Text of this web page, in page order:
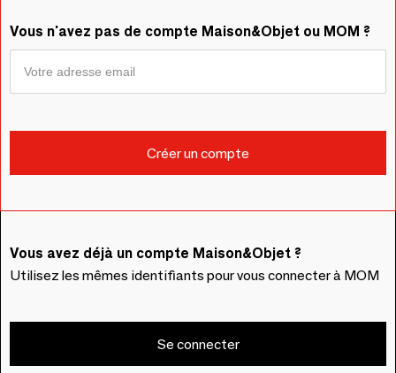
Vous n'avez pas de compte Maison&Objet ou MOM ?
Vous avez déjà un compte Maison&Objet ?
Utilisez les mêmes identifiants pour vous connecter à MOM
Se connecter